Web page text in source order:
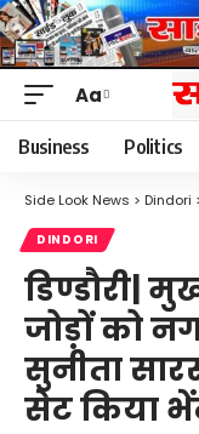
Font
Resizer
Aa
Business Politics
Side Look News > Dindori
DINDORI
डिण्डौरी|
जोड़ों को
सुनीता
सेट किया